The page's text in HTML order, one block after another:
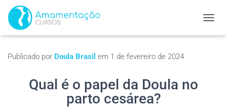
Publicado por Doula Brasil em 1 de fevereiro de 2024
Qual é o papel da Doula no
parto cesárea?